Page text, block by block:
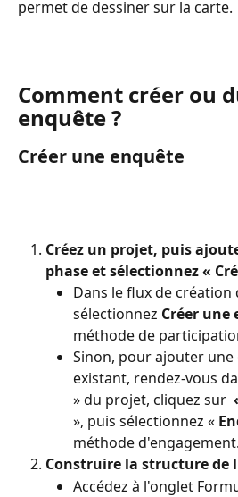
permet de dessiner sur la carte.
Comment créer ou
enquête ?
Créer une enquête
Créez un projet, puis
phase et sélectionnez «
Dans le flux de création
sélectionnez Créer une
méthode de
Sinon, pour ajouter
existant, rendez-vous
» du projet, cliquez sur
», puis sélectionnez «
méthode d'engagement.
Construire la structure de
Accédez à l'onglet